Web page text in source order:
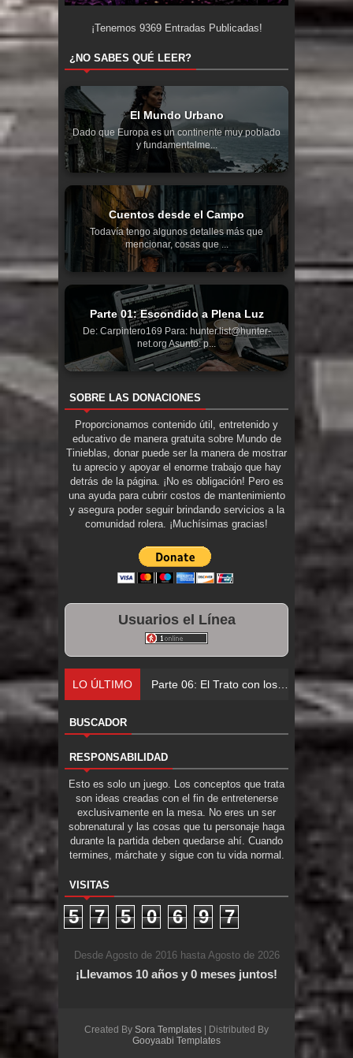
¡Tenemos 9369Entradas Publicadas!
¿NO SABES QUÉ LEER?
El Mundo Urbano
Dado que Europa es un continente muy poblado
y fundamentalme...
Cuentos desde el Campo
Todavía tengo algunos detalles más que
mencionar, cosas que ...
Parte 01: Escondido a Plena Luz
De: Carpintero169 Para: hunter.list@hunter-
net.org Asunto: p...
SOBRE LAS DONACIONES
Proporcionamos contenido útil, entretenido y
educativo de manera gratuita sobre Mundo de
Tinieblas, donar puede ser la manera de mostrar
tu aprecio y apoyar el enorme trabajo que hay
detrás de la página. ¡No es obligación! Pero es
una ayuda para cubrir costos de mantenimiento
y asegura poder seguir brindando servicios a la
comunidad rolera. ¡Muchísimas gracias!
Usuarios el Línea
LO ÚLTIMO Parte 06: El Trato con los Muertos
BUSCADOR
RESPONSABILIDAD
Esto es solo un juego. Los conceptos que trata
son ideas creadas con el fin de entretenerse
exclusivamente en la mesa. No eres un ser
sobrenatural y las cosas que tu personaje haga
durante la partida deben quedarse ahí. Cuando
termines, márchate y sigue con tu vida normal.
VISITAS
5 7 5 0 6 9 7
Desde Agosto de 2016 hasta Agosto de 2026
¡Llevamos 10 años y 0 meses juntos!
Created By Sora Templates | Distributed By
Gooyaabi Templates